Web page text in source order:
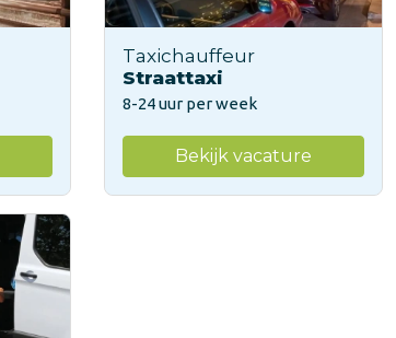
Taxichauffeur
Straattaxi
8-24 uur per week
Bekijk vacature